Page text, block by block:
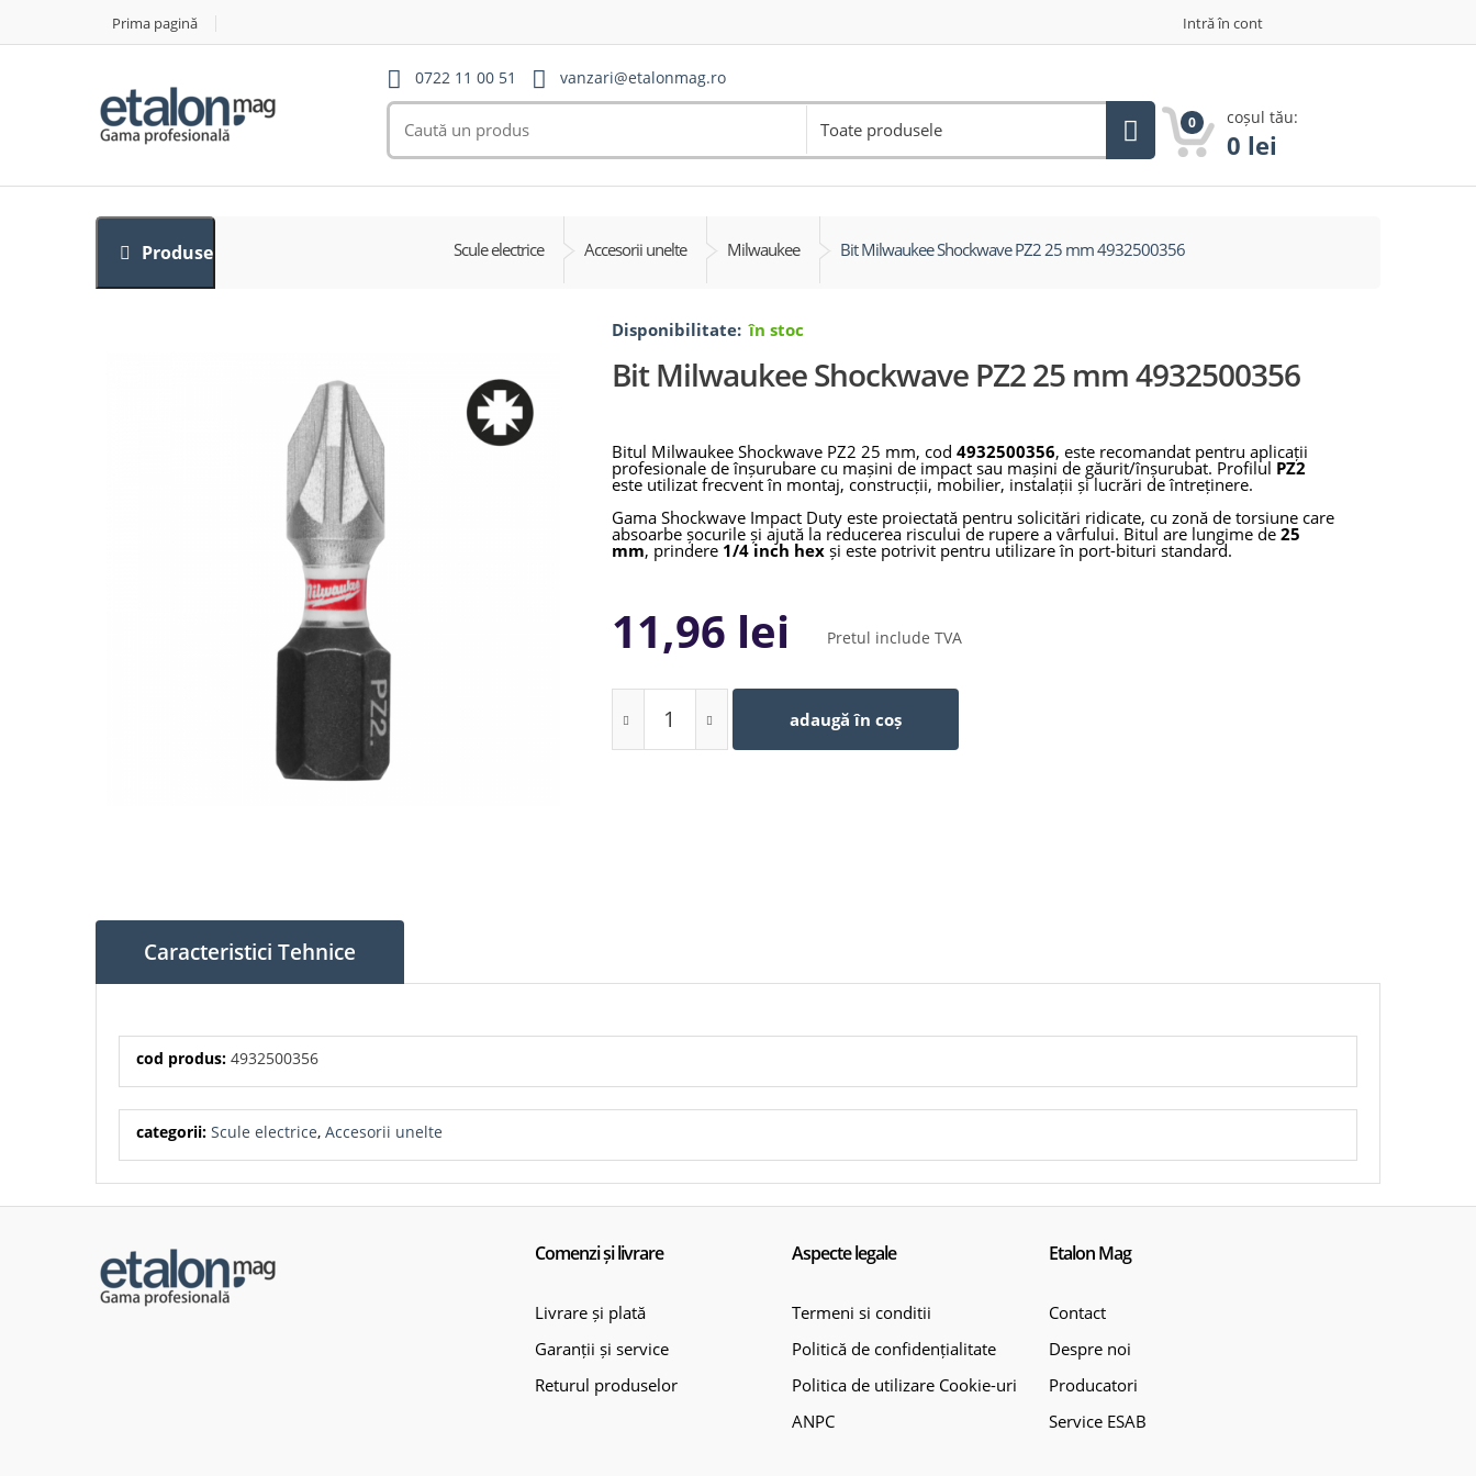
Prima pagină Intră în cont
0722 11 00 51 vanzari@etalonmag.ro
Toate produsele 0 coșul tău:
0 lei
Produse Scule electrice Accesorii unelte Milwaukee Bit Milwaukee Shockwave PZ2 25 mm 4932500356
Disponibilitate: în stoc
Bit Milwaukee Shockwave PZ2 25 mm 4932500356
Bitul Milwaukee Shockwave PZ2 25 mm, cod 4932500356, este recomandat pentru aplicații
profesionale de înșurubare cu mașini de impact sau mașini de găurit/înșurubat. Profilul PZ2
este utilizat frecvent în montaj, construcții, mobilier, instalații și lucrări de întreținere.
Gama Shockwave Impact Duty este proiectată pentru solicitări ridicate, cu zonă de torsiune care
absoarbe șocurile și ajută la reducerea riscului de rupere a vârfului. Bitul are lungime de 25
mm, prindere 1/4 inch hexși este potrivit pentru utilizare în port-bituri standard.
11,96 lei Pretul include TVA
adaugă în coș
Caracteristici Tehnice
cod produs: 4932500356
categorii: Scule electrice, Accesorii unelte
Comenzi și livrare
Livrare și plată
Garanții și service
Returul produselor
Aspecte legale
Termeni si conditii
Politică de confidențialitate
Politica de utilizare Cookie-uri
ANPC
Etalon Mag
Contact
Despre noi
Producatori
Service ESAB